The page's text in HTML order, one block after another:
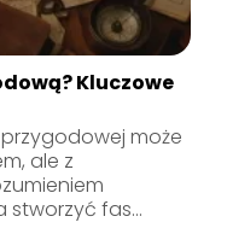
Kluczowe
może
ale z
stworzyć fas...